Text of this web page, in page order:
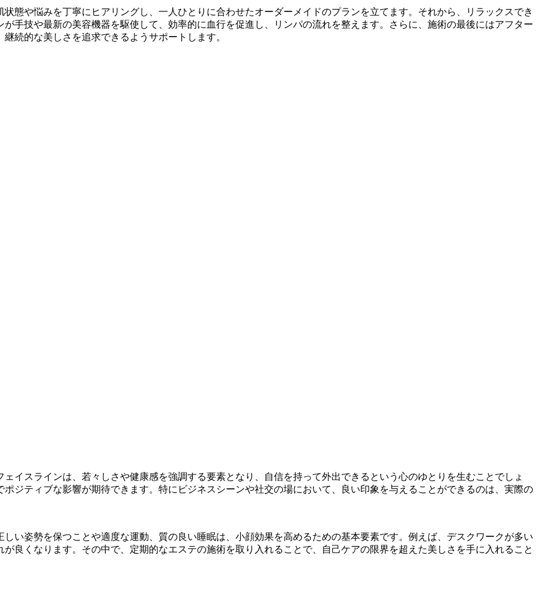
態や悩みを丁寧にヒアリングし、一人ひとりに合わせたオーダーメイドのプランを立てます。それから、リラックスでき
手技や最新の美容機器を駆使して、効率的に血行を促進し、リンパの流れを整えます。さらに、施術の最後にはアフター
続的な美しさを追求できるようサポートします。
イスラインは、若々しさや健康感を強調する要素となり、自信を持って外出できるという心のゆとりを生むことでしょ
ジティブな影響が期待できます。特にビジネスシーンや社交の場において、良い印象を与えることができるのは、実際の
い姿勢を保つことや適度な運動、質の良い睡眠は、小顔効果を高めるための基本要素です。例えば、デスクワークが多い
良くなります。その中で、定期的なエステの施術を取り入れることで、自己ケアの限界を超えた美しさを手に入れること